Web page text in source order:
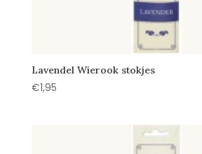
Lavendel Wierook stokjes
€1,95